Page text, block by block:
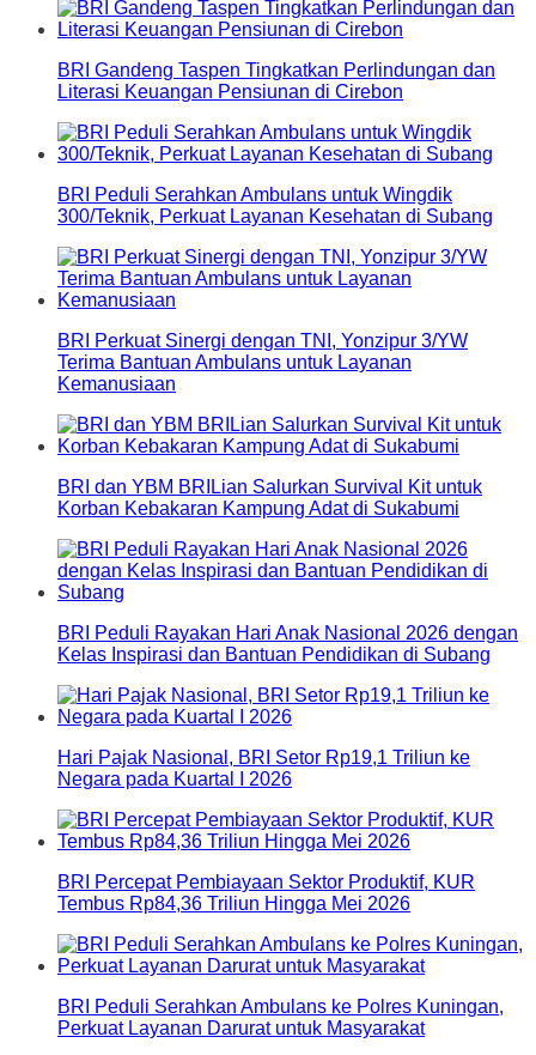
BRI Gandeng Taspen Tingkatkan Perlindungan dan
Literasi Keuangan Pensiunan di Cirebon
BRI Peduli Serahkan Ambulans untuk Wingdik
300/Teknik, Perkuat Layanan Kesehatan di Subang
BRI Perkuat Sinergi dengan TNI, Yonzipur 3/YW
Terima Bantuan Ambulans untuk Layanan
Kemanusiaan
BRI dan YBM BRILian Salurkan Survival Kit untuk
Korban Kebakaran Kampung Adat di Sukabumi
BRI Peduli Rayakan Hari Anak Nasional 2026 dengan
Kelas Inspirasi dan Bantuan Pendidikan di Subang
Hari Pajak Nasional, BRI Setor Rp19,1 Triliun ke
Negara pada Kuartal I 2026
BRI Percepat Pembiayaan Sektor Produktif, KUR
Tembus Rp84,36 Triliun Hingga Mei 2026
BRI Peduli Serahkan Ambulans ke Polres Kuningan,
Perkuat Layanan Darurat untuk Masyarakat